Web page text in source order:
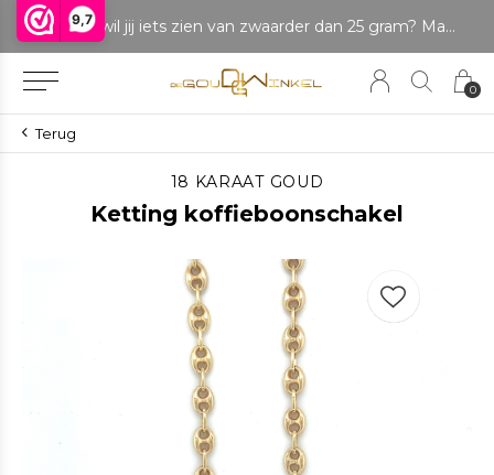
9,7
0
LET OP: wil jij iets zien van zwaarder dan 25 gram? Maak dan een afspraak om het product te bekijken. Producten boven de 25 gram NIET aanwezig in winkel. Betaal in delen
Terug
18 KARAAT GOUD
Ketting koffieboonschakel